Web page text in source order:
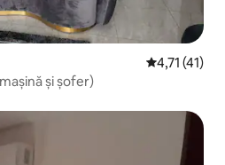
Scor mediu
4,71 (41)
și șofer)